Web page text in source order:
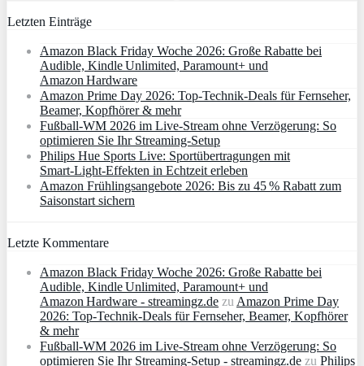
Letzten Einträge
Amazon Black Friday Woche 2026: Große Rabatte bei
Audible, Kindle Unlimited, Paramount+ und
Amazon Hardware
Amazon Prime Day 2026: Top-Technik-Deals für Fernseher,
Beamer, Kopfhörer & mehr
Fußball-WM 2026 im Live-Stream ohne Verzögerung: So
optimieren Sie Ihr Streaming-Setup
Philips Hue Sports Live: Sportübertragungen mit
Smart‑Light‑Effekten in Echtzeit erleben
Amazon Frühlingsangebote 2026: Bis zu 45 % Rabatt zum
Saisonstart sichern
Letzte Kommentare
Amazon Black Friday Woche 2026: Große Rabatte bei
Audible, Kindle Unlimited, Paramount+ und
Amazon Hardware - streamingz.de zu Amazon Prime Day
2026: Top-Technik-Deals für Fernseher, Beamer, Kopfhörer
& mehr
Fußball-WM 2026 im Live-Stream ohne Verzögerung: So
optimieren Sie Ihr Streaming-Setup - streamingz.de zu Philips